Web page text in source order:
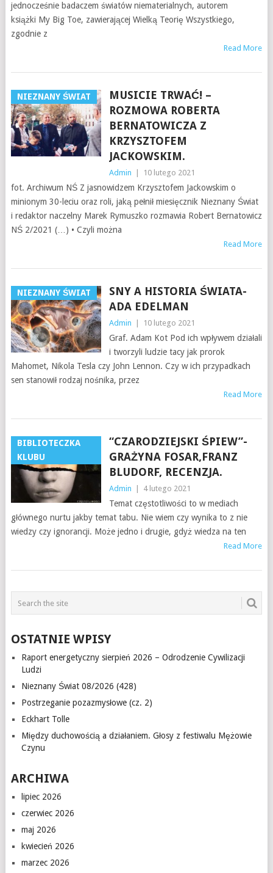
jednocześnie badaczem światów niematerialnych, autorem
książki My Big Toe, zawierającej Wielką Teorię Wszystkiego,
zgodnie z
Read More
NIEZNANY ŚWIAT
MUSICIE TRWAĆ! –
ROZMOWA ROBERTA
BERNATOWICZA Z
KRZYSZTOFEM
JACKOWSKIM.
Admin 10 lutego 2021
fot. Archiwum NŚ Z jasnowidzem Krzysztofem Jackowskim o
minionym 30-leciu oraz roli, jaką pełnił miesięcznik Nieznany Świat
i redaktor naczelny Marek Rymuszko rozmawia Robert Bernatowicz
NŚ 2/2021 (…) • Czyli można
Read More
NIEZNANY ŚWIAT
SNY A HISTORIA ŚWIATA-
ADA EDELMAN
Admin 10 lutego 2021
Graf. Adam Kot Pod ich wpływem działali
i tworzyli ludzie tacy jak prorok
Mahomet, Nikola Tesla czy John Lennon. Czy w ich przypadkach
sen stanowił rodzaj nośnika, przez
Read More
BIBLIOTECZKA
KLUBU
“CZARODZIEJSKI ŚPIEW”-
GRAŻYNA FOSAR,FRANZ
BLUDORF, RECENZJA.
Admin 4 lutego 2021
Temat częstotliwości to w mediach
głównego nurtu jakby temat tabu. Nie wiem czy wynika to z nie
wiedzy czy ignorancji. Może jedno i drugie, gdyż wiedza na ten
Read More
OSTATNIE WPISY
Raport energetyczny sierpień 2026 – Odrodzenie Cywilizacji
Ludzi
Nieznany Świat 08/2026 (428)
Postrzeganie pozazmysłowe (cz. 2)
Eckhart Tolle
Między duchowością a działaniem. Głosy z festiwalu Mężowie
Czynu
ARCHIWA
lipiec 2026
czerwiec 2026
maj 2026
kwiecień 2026
marzec 2026